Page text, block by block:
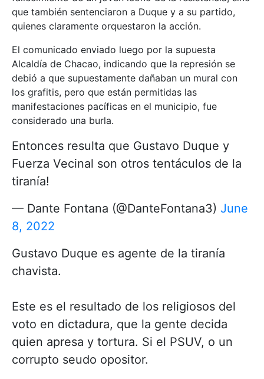
que también sentenciaron a Duque y a su partido,
quienes claramente orquestaron la acción.
El comunicado enviado luego por la supuesta
Alcaldía de Chacao, indicando que la represión se
debió a que supuestamente dañaban un mural con
los grafitis, pero que están permitidas las
manifestaciones pacíficas en el municipio, fue
considerado una burla.
Entonces resulta que Gustavo Duque y
Fuerza Vecinal son otros tentáculos de la
tiranía!
— Dante Fontana (@DanteFontana3) June
8, 2022
Gustavo Duque es agente de la tiranía
chavista.
Este es el resultado de los religiosos del
voto en dictadura, que la gente decida
quien apresa y tortura. Si el PSUV, o un
corrupto seudo opositor.